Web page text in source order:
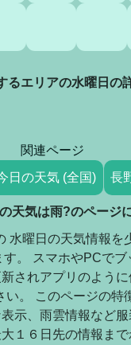
るエリアの水曜日の
関連ページ
日の天気 (全国) 長
天気は雨?のページ
水曜日の天気情報を
。 スマホやPCでブ
されアプリのよう
い。 このページの特
示、雨雲情報など
１６日先の情報ま